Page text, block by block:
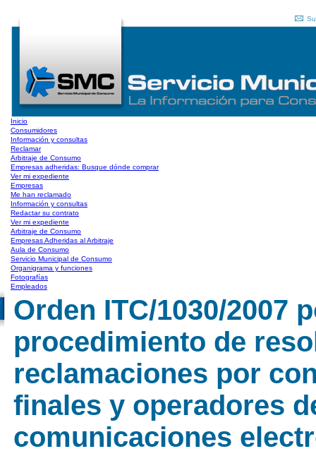
Inicio
Consumidores
Información y consultas
Reclamar
Arbitraje de Consumo
Empresas adheridas: Busque dónde comprar
Ver mi expediente
Empresas
Me han reclamado
Información y consultas
Redactar su contrato
Ver mi expediente
Arbitraje de Consumo
Empresas Adheridas al Arbitraje
Aula de Consumo
Servicio Municipal de Consumo
Organigrama y funciones
Fotografías
Empleados
Orden ITC/1030/2007
procedimiento de
reclamaciones por
finales y operadores
comunicaciones